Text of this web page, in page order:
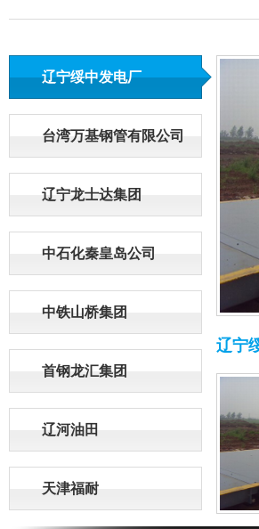
辽宁绥中发电厂
台湾万基钢管有限公司
辽宁龙士达集团
中石化秦皇岛公司
中铁山桥集团
首钢龙汇集团
辽河油田
天津福耐
辽宁